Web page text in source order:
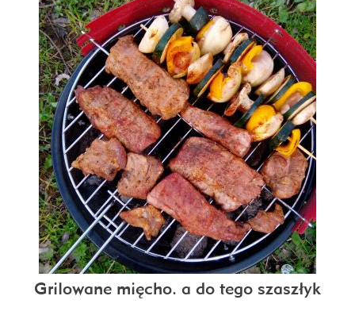
Grilowane mięcho. a do tego szaszłyk